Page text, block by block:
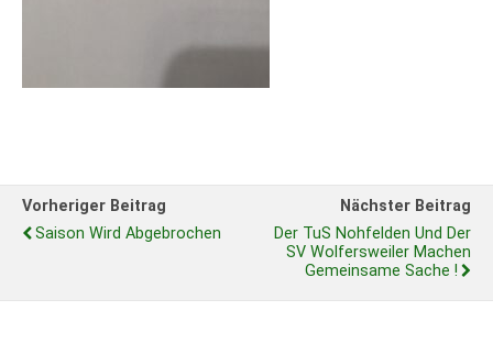
Vorheriger Beitrag
Saison Wird Abgebrochen
Nächster Beitrag
Der TuS Nohfelden Und Der
SV Wolfersweiler Machen
Gemeinsame Sache !